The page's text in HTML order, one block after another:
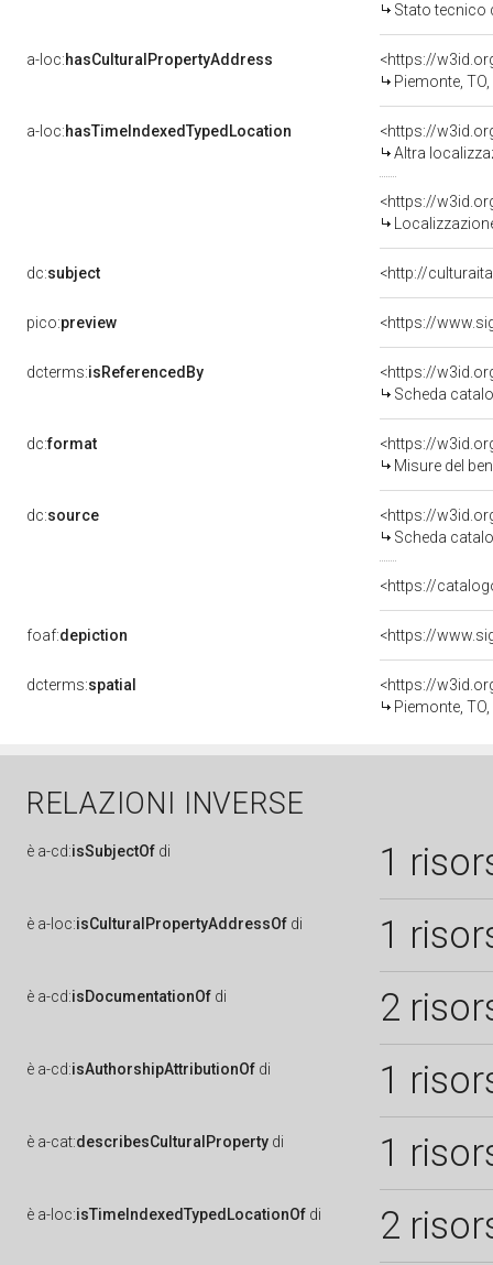
Stato tecnico
a-loc:hasCulturalPropertyAddress
<https://
Piemonte,
a-loc:hasTimeIndexedTypedLocation
<https://
Altra
<https://
dc:subject <http://
pico:preview <https://
dcterms:isReferencedBy
<https://
Scheda
dc:format
<https://
Misure del
dc:source
<https://
Scheda
<https://
foaf:depiction <https://
dcterms:spatial
<https://
Piemonte,
RELAZIONI INVERSE
è a-cd:isSubjectOf di 1
è a-loc:isCulturalPropertyAddressOf di 1
è a-cd:isDocumentationOf di 2
è a-cd:isAuthorshipAttributionOf di 1
è a-cat:describesCulturalProperty di 1
è a-loc:isTimeIndexedTypedLocationOf di 2